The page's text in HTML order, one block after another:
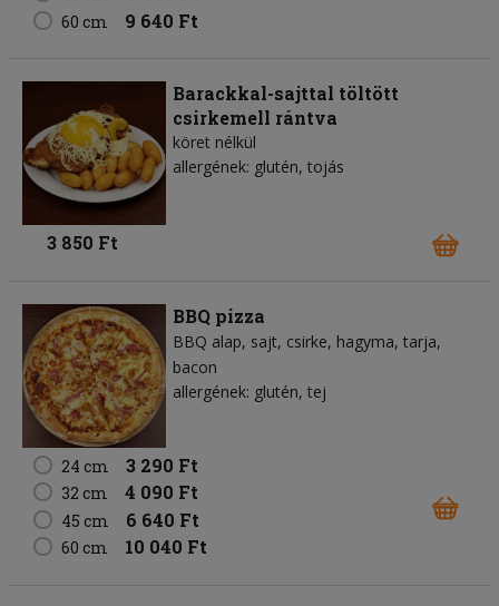
60 cm 9 640 Ft
Barackkal-sajttal töltött
csirkemell rántva
köret nélkül
allergének: glutén, tojás
3 850 Ft
BBQ pizza
BBQ alap sajt csirke hagyma tarja
bacon
allergének: glutén, tej
24 cm 3 290 Ft
32 cm 4 090 Ft
45 cm 6 640 Ft
60 cm 10 040 Ft